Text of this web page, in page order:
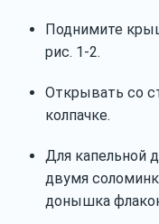
Поднимите
рис. 1‐2.
Открывать со
колпачке.
Для капельной
двумя
донышка